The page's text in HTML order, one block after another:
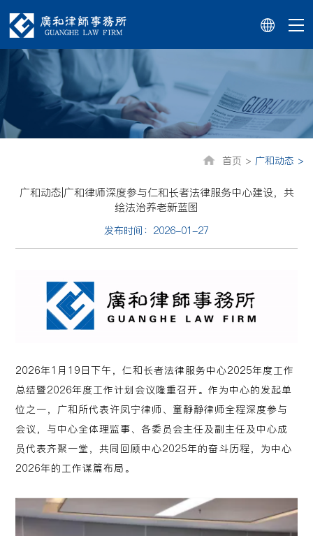
首页 > 广和动态 >
广和动态|广和律师深度参与仁和长者法律服务中心建设，共
绘法治养老新蓝图
发布时间：2026-01-27
2026年1月19日下午，仁和长者法律服务中心2025年度工作
总结暨2026年度工作计划会议隆重召开。作为中心的发起单
位之一，广和所代表许凤宁律师、童静静律师全程深度参与
会议，与中心全体理监事、各委员会主任及副主任及中心成
员代表齐聚一堂，共同回顾中心2025年的奋斗历程，为中心
2026年的工作谋篇布局。